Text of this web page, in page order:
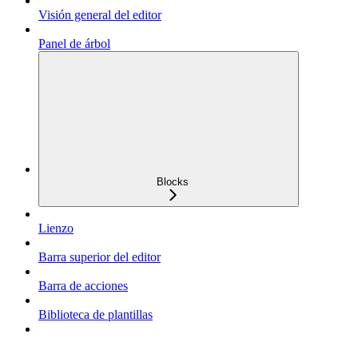
Visión general del editor
Panel de árbol
Blocks
Lienzo
Barra superior del editor
Barra de acciones
Biblioteca de plantillas